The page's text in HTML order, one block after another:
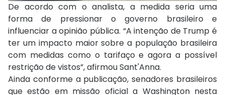
De acordo com o analista, a medida seria uma
forma de pressionar o governo brasileiro e
influenciar a opinião pública. “A intenção de Trump é
ter um impacto maior sobre a população brasileira
com medidas como o tarifaço e agora a possível
restrição de vistos”, afirmou Sant'Anna.
Ainda conforme a publicação, senadores brasileiros
que estão em missão oficial a Washington nesta